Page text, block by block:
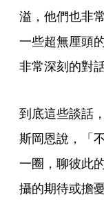
溢，他們也非
一些超無厘頭
非常深刻的對話
到底這些談話
斯岡恩說，「
一圈，聊彼此
攝的期待或擔